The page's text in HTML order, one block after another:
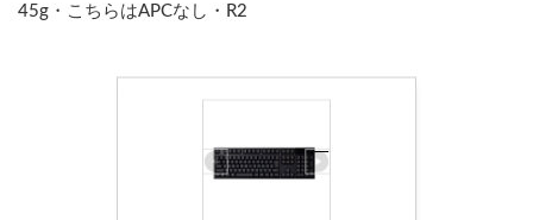
45g・こちらはAPCなし・R2